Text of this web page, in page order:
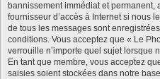
bannissement immédiat et permanent,
fournisseur d’accès à Internet si nous
de tous les messages sont
conditions. Vous acceptez que « Le
verrouille n’importe quel sujet lorsque
En tant que membre, vous acceptez
saisies soient stockées dans notre